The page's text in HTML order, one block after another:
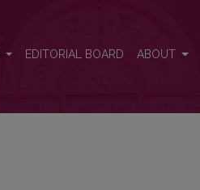
EDITORIAL BOARD ABOUT